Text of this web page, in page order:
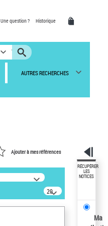
Une question ? Historique
AUTRES RECHERCHES
Ajouter à mes références
20
résultats/page
RÉCUPÉRER
LES
NOTICES
Ma